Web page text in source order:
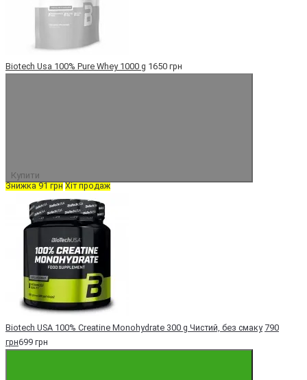
Biotech Usa 100% Pure Whey 1000 g 1650 грн
Купити
Знижка 91 грн Хіт продаж
Biotech USA 100% Creatine Monohydrate 300 g Чистий, без смаку 790
грн699 грн